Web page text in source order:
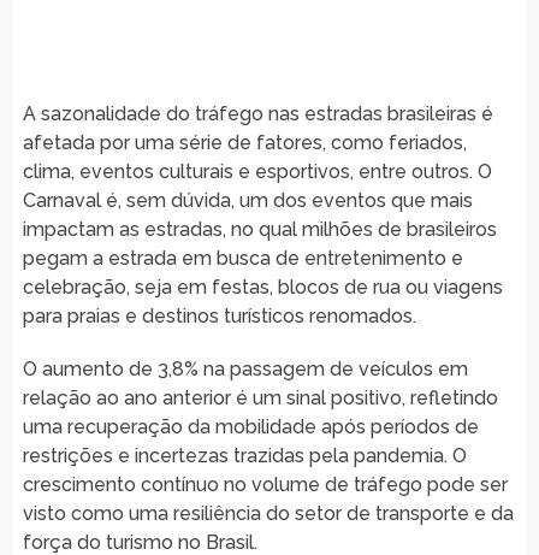
A sazonalidade do tráfego nas estradas brasileiras é
afetada por uma série de fatores, como feriados,
clima, eventos culturais e esportivos, entre outros. O
Carnaval é, sem dúvida, um dos eventos que mais
impactam as estradas, no qual milhões de brasileiros
pegam a estrada em busca de entretenimento e
celebração, seja em festas, blocos de rua ou viagens
para praias e destinos turísticos renomados.
O aumento de 3,8% na passagem de veículos em
relação ao ano anterior é um sinal positivo, refletindo
uma recuperação da mobilidade após períodos de
restrições e incertezas trazidas pela pandemia. O
crescimento contínuo no volume de tráfego pode ser
visto como uma resiliência do setor de transporte e da
força do turismo no Brasil.